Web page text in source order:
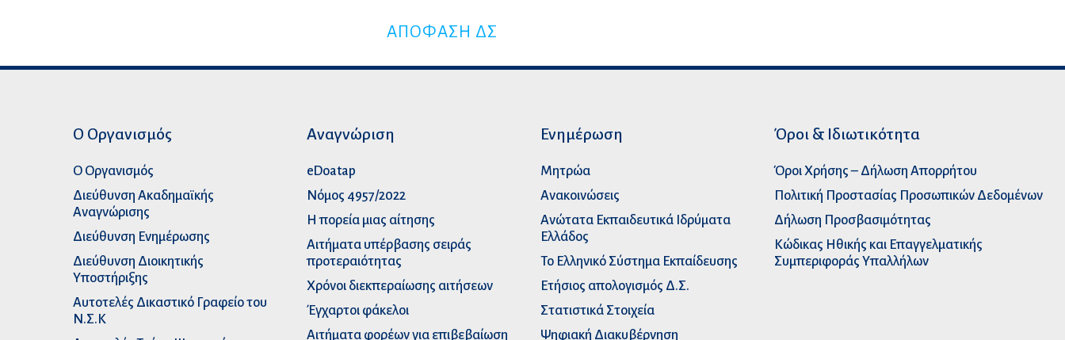
ΑΠΟΦΑΣΗ ΔΣ
Ο Οργανισμός
Ο Οργανισμός
Διεύθυνση Ακαδημαϊκής
Αναγνώρισης
Διεύθυνση Ενημέρωσης
Διεύθυνση Διοικητικής
Υποστήριξης
Αυτοτελές Δικαστικό Γραφείο του
Ν.Σ.Κ
Αναγνώριση
eDoatap
Νόμος 4957/2022
Η πορεία μιας αίτησης
Αιτήματα υπέρβασης σειράς
προτεραιότητας
Χρόνοι διεκπεραίωσης αιτήσεων
Έγχαρτοι φάκελοι
Αιτήματα φορέων για επιβεβαίωση
Ενημέρωση
Μητρώα
Ανακοινώσεις
Ανώτατα Eκπαιδευτικά Iδρύματα
Ελλάδος
Το Ελληνικό Σύστημα Εκπαίδευσης
Ετήσιος απολογισμός Δ.Σ.
Στατιστικά Στοιχεία
Ψηφιακή Διακυβέρνηση
Όροι & Ιδιωτικότητα
Όροι Χρήσης – Δήλωση Απορρήτου
Πολιτική Προστασίας Προσωπικών Δεδομένων
Δήλωση Προσβασιμότητας
Κώδικας Ηθικής και Επαγγελματικής
Συμπεριφοράς Υπαλλήλων